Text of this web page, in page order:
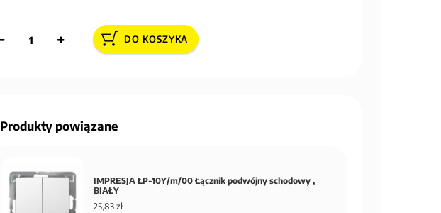
DO KOSZYKA
Produkty powiązane
IMPRESJA ŁP-10Y/m/00 Łącznik podwójny schodowy ,
BIAŁY
25,83 zł